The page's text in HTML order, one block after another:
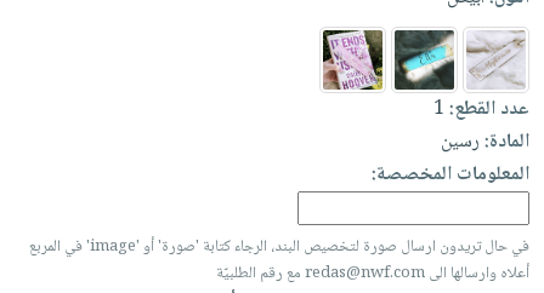
العناية
بالأسنان
الحمية
والتغذية
أدوات
المائدة
الأوعية
والتخزين
أدوات
الأكثر
مبيعاً
العودة
للمدارس
اكسسوارات
كتب
اكسسوارات
منزلية
شحن
مجاني
بنود
مختارة
اشتراكات
كل
الاشتراكات
صندوق
بحث
متقدم
عدد القطع:1
المادة:رسين
المعلومات المخصصة:
في حال تريدون ارسال صورة لتخصيص البند، الرجاء كتابة 'صورة' أو 'image' في المربع
أعلاه وارسالها الى redas@nwf.com مع رقم الطلبيّة